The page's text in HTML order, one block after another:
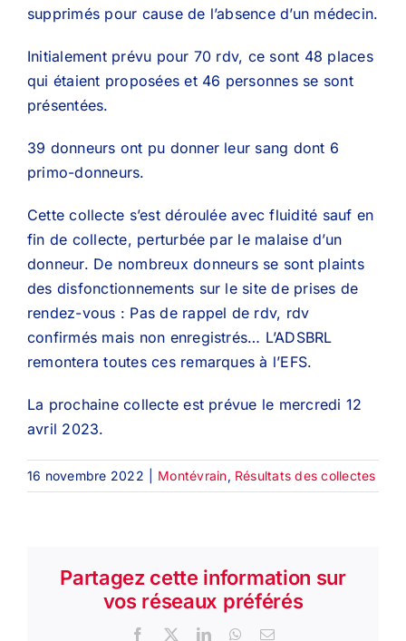
supprimés pour cause de l’absence d’un médecin.
Initialement prévu pour 70 rdv, ce sont 48 places
qui étaient proposées et 46 personnes se sont
présentées.
39 donneurs ont pu donner leur sang dont 6
primo-donneurs.
Cette collecte s’est déroulée avec fluidité sauf en
fin de collecte, perturbée par le malaise d’un
donneur. De nombreux donneurs se sont plaints
des disfonctionnements sur le site de prises de
rendez-vous : Pas de rappel de rdv, rdv
confirmés mais non enregistrés… L’ADSBRL
remontera toutes ces remarques à l’EFS.
La prochaine collecte est prévue le mercredi 12
avril 2023.
16 novembre 2022 Montévrain, Résultats des collectes
Partagez cette information sur
vos réseaux préférés
Facebook
X LinkedInWhatsApp
Email